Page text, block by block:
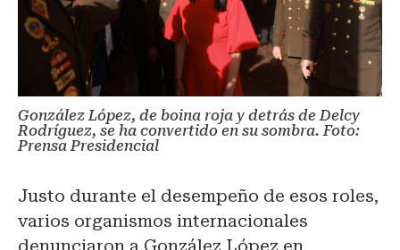
González López, de boina roja y detrás de Delcy
Rodríguez, se ha convertido en su sombra. Foto:
Prensa Presidencial
Justo durante el desempeño de esos roles,
varios organismos internacionales